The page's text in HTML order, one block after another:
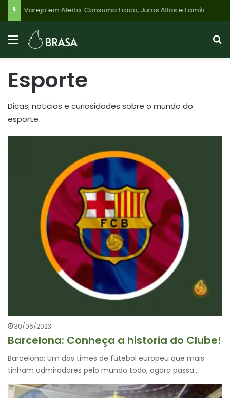
Varejo em Alerta: Consumo Fraco, Juros Altos e Famílias Endividadas Pressionam Grandes Redes Como Magazine Luiza e Renner
Esporte
Dicas, noticias e curiosidades sobre o mundo do
esporte
30/06/2023
Barcelona: Conheça a historia do Clube!
Barcelona: Um dos times de futebol europeu que mais
tinham admiradores pelo mundo todo, agora passa…